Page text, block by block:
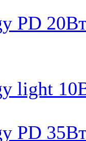
PD
light
PD